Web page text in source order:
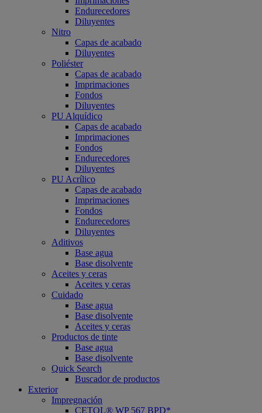
Endurecedores
Diluyentes
Nitro
Capas de acabado
Diluyentes
Poliéster
Capas de acabado
Imprimaciones
Fondos
Diluyentes
PU Alquídico
Capas de acabado
Imprimaciones
Fondos
Endurecedores
Diluyentes
PU Acrílico
Capas de acabado
Imprimaciones
Fondos
Endurecedores
Diluyentes
Aditivos
Base agua
Base disolvente
Aceites y ceras
Aceites y ceras
Cuidado
Base agua
Base disolvente
Aceites y ceras
Productos de tinte
Base agua
Base disolvente
Quick Search
Buscador de productos
Exterior
Impregnación
CETOL® WP 567 BPD*